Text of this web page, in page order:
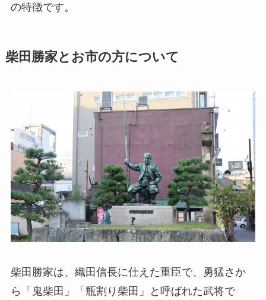
の特徴です。
柴田勝家とお市の方について
柴田勝家は、織田信長に仕えた重臣で、勇猛さか
ら「鬼柴田」「瓶割り柴田」と呼ばれた武将で